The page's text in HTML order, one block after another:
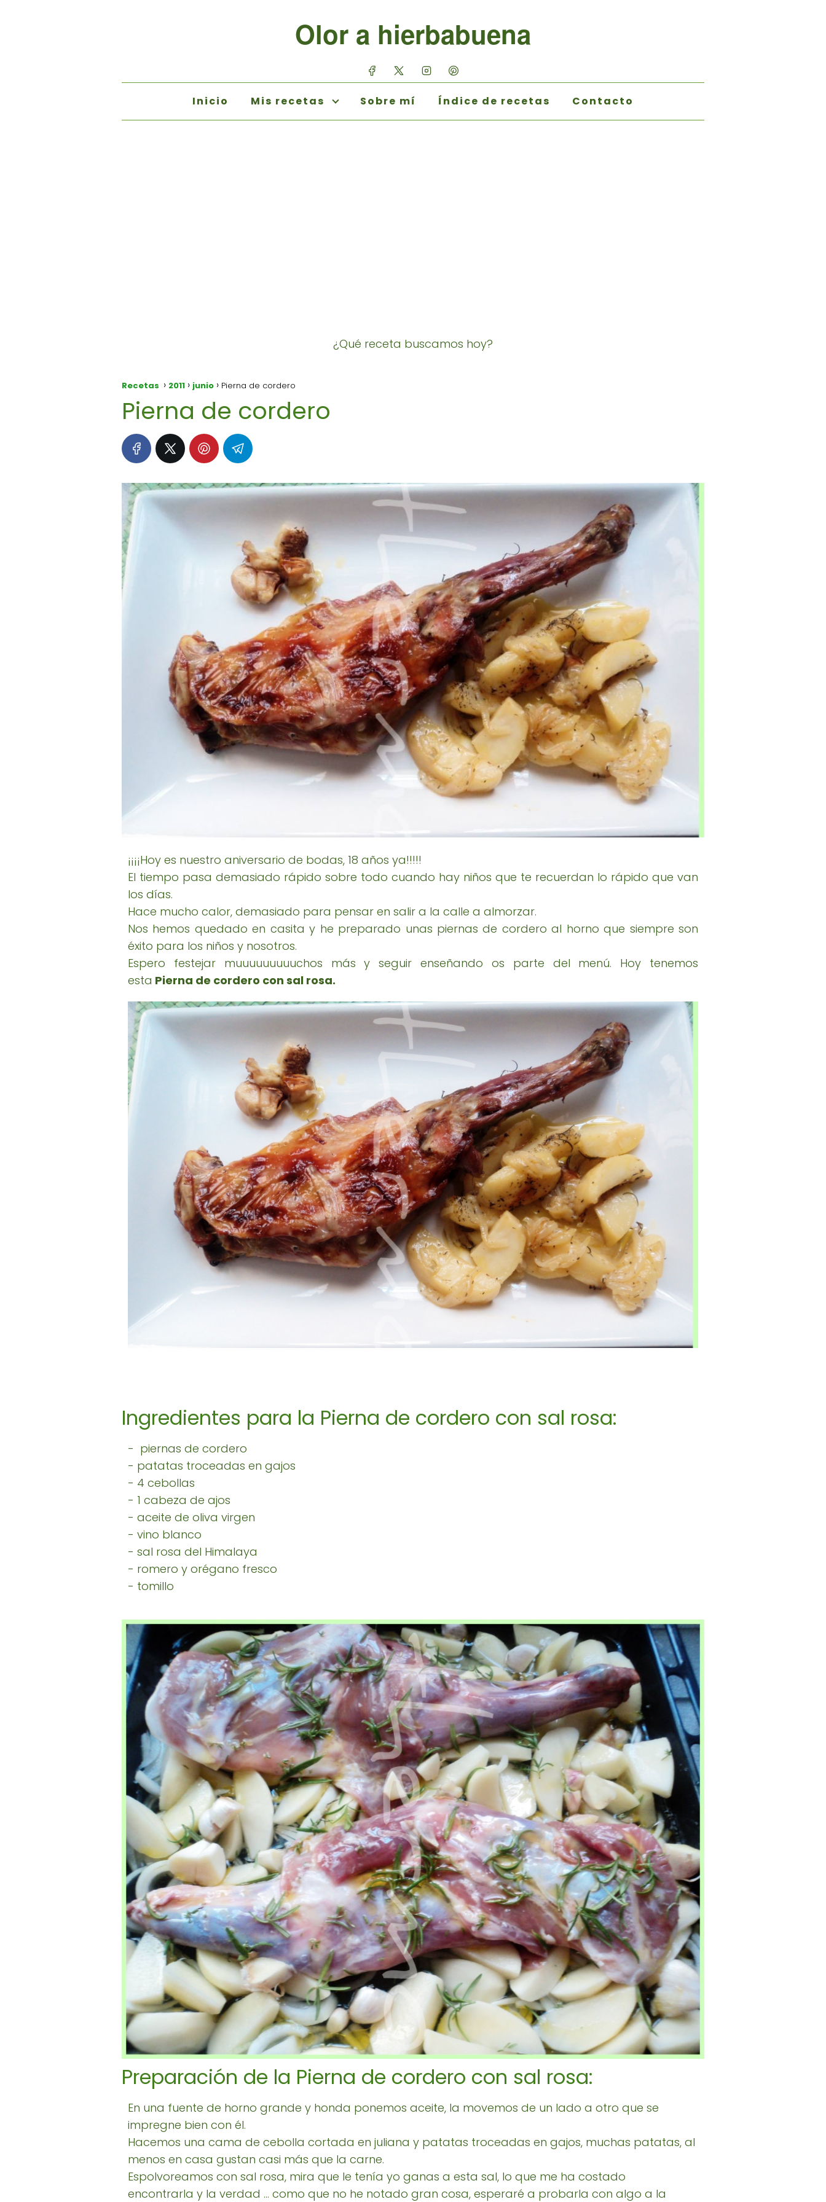
Olor a hierbabuena
Inicio Mis recetas Sobre mí Índice de recetas Contacto
¿Qué receta buscamos hoy?
Recetas 2011 junio Pierna de cordero
Pierna de cordero
¡¡¡¡Hoy es nuestro aniversario de bodas, 18 años ya!!!!!
El tiempo pasa demasiado rápido sobre todo cuando hay niños que te recuerdan lo rápido que van
los días.
Hace mucho calor, demasiado para pensar en salir a la calle a almorzar.
Nos hemos quedado en casita y he preparado unas piernas de cordero al horno que siempre son
éxito para los niños y nosotros.
Espero festejar muuuuuuuuuchos más y seguir enseñando os parte del menú. Hoy tenemos
esta Pierna de cordero con sal rosa.
Ingredientes para la Pierna de cordero con sal rosa:
- piernas de cordero
- patatas troceadas en gajos
- 4 cebollas
- 1 cabeza de ajos
- aceite de oliva virgen
- vino blanco
- sal rosa del Himalaya
- romero y orégano fresco
- tomillo
Preparación de la Pierna de cordero con sal rosa:
En una fuente de horno grande y honda ponemos aceite, la movemos de un lado a otro que se
impregne bien con él.
Hacemos una cama de cebolla cortada en juliana y patatas troceadas en gajos, muchas patatas, al
menos en casa gustan casi más que la carne.
Espolvoreamos con sal rosa, mira que le tenía yo ganas a esta sal, lo que me ha costado
encontrarla y la verdad ... como que no he notado gran cosa, esperaré a probarla con algo a la